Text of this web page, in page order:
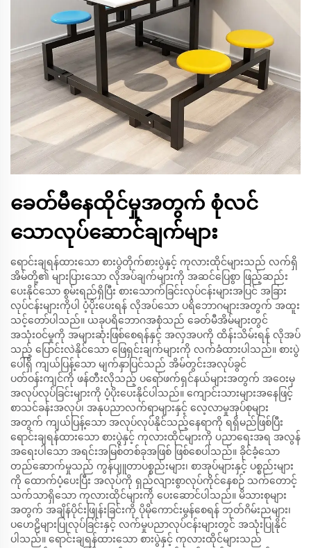
ခေတ်မီနေထိုင်မှုအတွက် စုံလင်
သောလုပ်ဆောင်ချက်များ
ရောင်းချရန်ထားသော စားပွဲတိုက်စားပွဲနှင့် ကုလားထိုင်များသည် လက်ရှိ
အိမ်တို့၏ များပြားသော လိုအပ်ချက်များကို အဆင်ပြေစွာ ဖြည့်ဆည်း
ပေးနိုင်သော စွမ်းရည်ရှိပြီး စားသောက်ခြင်းလုပ်ငန်းများအပြင် အခြား
လုပ်ငန်းများကိုပါ ပံ့ပိုးပေးရန် လိုအပ်သော ပရိဘောဂများအတွက် အထူး
သင့်တော်ပါသည်။ ယခုပရိဘောဂအစုံသည် ခေတ်မီအိမ်များတွင်
အသုံးဝင်မှုကို အများဆုံးဖြစ်စေရန်နှင့် အလှအပကို ထိန်းသိမ်းရန် လိုအပ်
သည့် ပြောင်းလဲနိုင်သော ဖြေရှင်းချက်များကို လက်ခံထားပါသည်။ စားပွဲ
ပေါ်ရှိ ကျယ်ပြန့်သော မျက်နှာပြင်သည် အိမ်တွင်းအလုပ်ခွင်
ပတ်ဝန်းကျင်ကို ဖန်တီးလိုသည့် ပရော်ဖက်ရှင်နယ်များအတွက် အဝေးမှ
အလုပ်လုပ်ခြင်းများကို ပံ့ပိုးပေးနိုင်ပါသည်။ ကျောင်းသားများအနေဖြင့်
စာသင်ခန်းအလုပ်၊ အနုပညာလက်ရာများနှင့် လေ့လာမှုအုပ်စုများ
အတွက် ကျယ်ပြန့်သော အလုပ်လုပ်နိုင်သည့်နေရာကို ရရှိမည်ဖြစ်ပြီး
ရောင်းချရန်ထားသော စားပွဲနှင့် ကုလားထိုင်များကို ပညာရေးအရ အလွန်
အရေးပါသော အရင်းအမြစ်တစ်ခုအဖြစ် ဖြစ်စေပါသည်။ ခိုင်ခံ့သော
တည်ဆောက်မှုသည် ကွန်ပျူတာပစ္စည်းများ၊ စာအုပ်များနှင့် ပစ္စည်းများ
ကို ထောက်ပံ့ပေးပြီး အလုပ်ကို ရှည်လျားစွာလုပ်ကိုင်နေစဉ် သက်တောင့်
သက်သာရှိသော ကုလားထိုင်များကို ပေးဆောင်ပါသည်။ မိသားစုများ
အတွက် အချိန်ပိုင်းဖြုန်းခြင်းကို ပိုမိုကောင်းမွန်စေရန် ဘုတ်ဂိမ်းညများ၊
ပဟေဠိများပြုလုပ်ခြင်းနှင့် လက်မှုပညာလုပ်ငန်းများတွင် အသုံးပြုနိုင်
ပါသည်။ ရောင်းချရန်ထားသော စားပွဲနှင့် ကုလားထိုင်များသည်